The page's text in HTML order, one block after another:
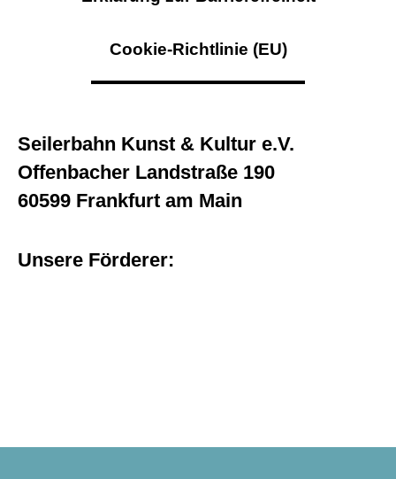
Cookie-Richtlinie (EU)
Seilerbahn Kunst & Kultur e.V.
Offenbacher Landstraße 190
60599 Frankfurt am Main
Unsere Förderer: